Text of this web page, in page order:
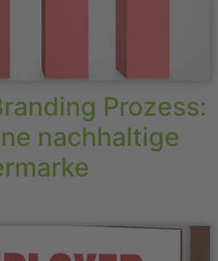
Prozess:
nachhaltige